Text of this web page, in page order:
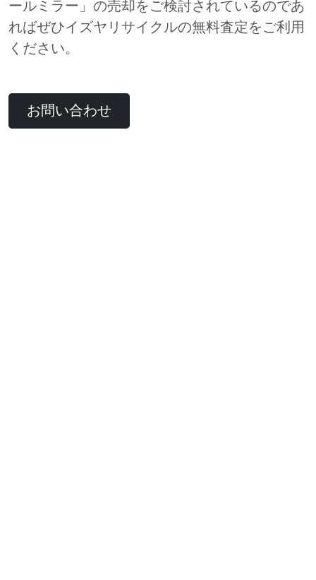
ールミラー」の売却をご検討されているのであ
ればぜひイズヤリサイクルの無料査定をご利用
ください。
お問い合わせ